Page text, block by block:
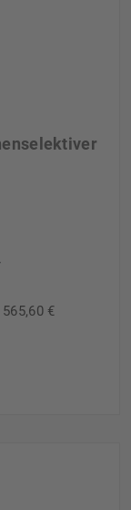
565,60 €